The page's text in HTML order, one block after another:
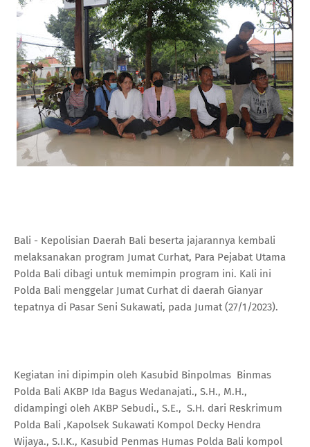
Bali - Kepolisian Daerah Bali beserta jajarannya kembali
melaksanakan program Jumat Curhat, Para Pejabat Utama
Polda Bali dibagi untuk memimpin program ini. Kali ini
Polda Bali menggelar Jumat Curhat di daerah Gianyar
tepatnya di Pasar Seni Sukawati, pada Jumat (27/1/2023).
Kegiatan ini dipimpin oleh Kasubid Binpolmas Binmas
Polda Bali AKBP Ida Bagus Wedanajati., S.H., M.H.,
didampingi oleh AKBP Sebudi., S.E., S.H. dari Reskrimum
Polda Bali ,Kapolsek Sukawati Kompol Decky Hendra
Wijaya., S.I.K., Kasubid Penmas Humas Polda Bali kompol